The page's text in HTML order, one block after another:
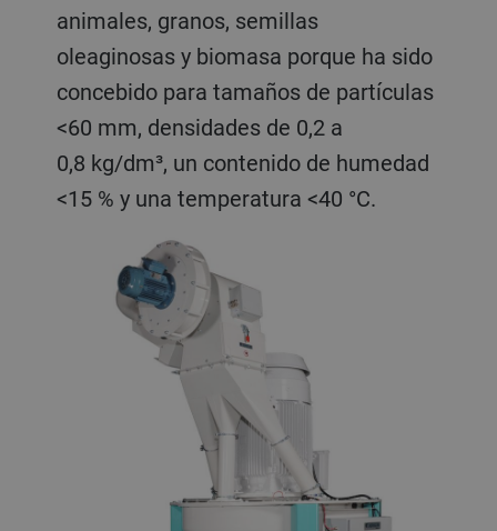
animales, granos, semillas
oleaginosas y biomasa porque ha sido
concebido para tamaños de partículas
<60 mm, densidades de 0,2 a
0,8 kg/dm³, un contenido de humedad
<15 % y una temperatura <40 °C.